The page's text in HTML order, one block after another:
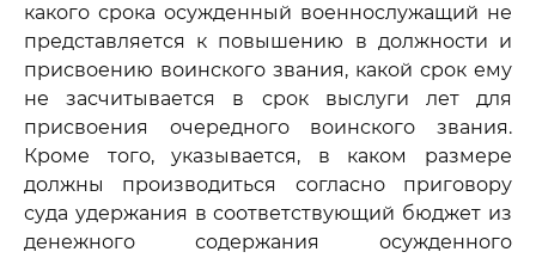
какого срока осужденный военнослужащий не
представляется к повышению в должности и
присвоению воинского звания, какой срок ему
не засчитывается в срок выслуги лет для
присвоения очередного воинского звания.
Кроме того, указывается, в каком размере
должны производиться согласно приговору
суда удержания в соответствующий бюджет из
денежного содержания осужденного